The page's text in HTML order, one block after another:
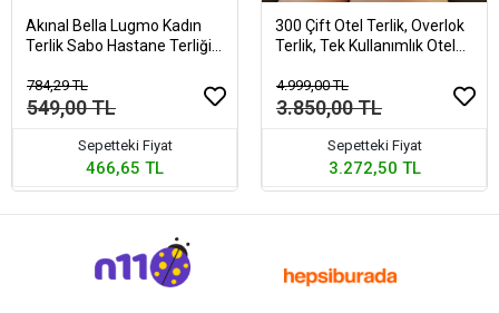
Akınal Bella Lugmo Kadın
Terlik Sabo Hastane Terliği
784,29 TL
549,00 TL
Sepetteki Fiyat
466,65 TL
300 Çift Otel Terlik, Overlok
Terlik, Tek Kullanımlık Otel
4.999,00 TL
3.850,00 TL
Sepetteki Fiyat
3.272,50 TL